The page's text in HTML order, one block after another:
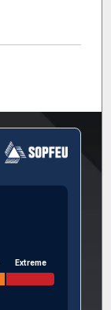
Extreme